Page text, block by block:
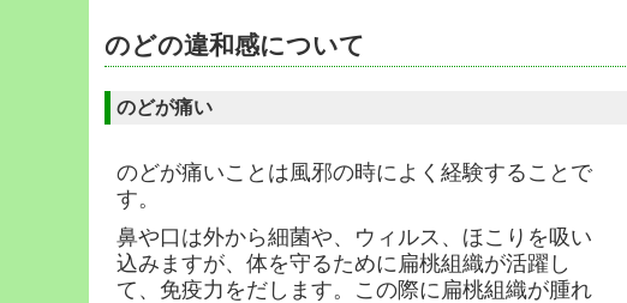
のどの違和感について
のどが痛い
のどが痛いことは風邪の時によく経験することで
す。
鼻や口は外から細菌や、ウィルス、ほこりを吸い
込みますが、体を守るために扁桃組織が活躍し
て、免疫力をだします。この際に扁桃組織が腫れ